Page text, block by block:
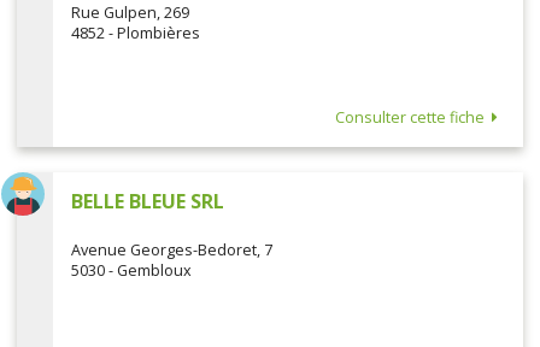
Rue Gulpen, 269
4852 - Plombières
Consulter cette fiche
BELLE BLEUE SRL
Avenue Georges-Bedoret, 7
5030 - Gembloux